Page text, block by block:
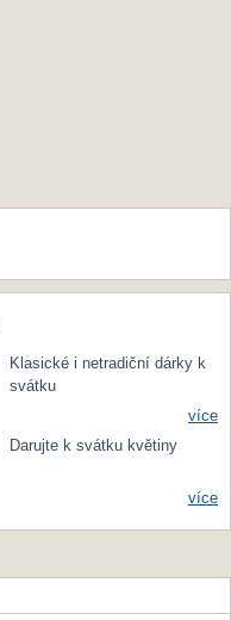
Klasické i netradiční dárky k
svátku
více
Darujte k svátku květiny
více